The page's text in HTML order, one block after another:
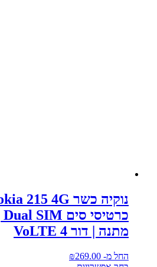
מתנה | דור 4 VoLTE
החל מ- ₪269.00